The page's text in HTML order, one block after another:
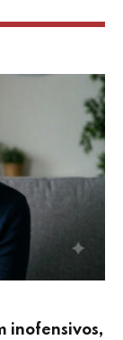
inofensivos,